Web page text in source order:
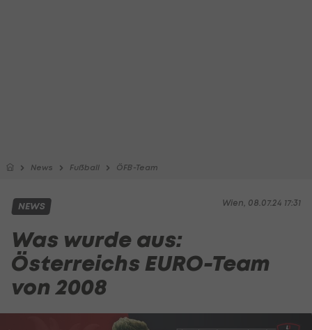
News Fußball ÖFB-Team
Wien, 08.07.24 17:31
NEWS
Was wurde aus:
Österreichs EURO-Team
von 2008